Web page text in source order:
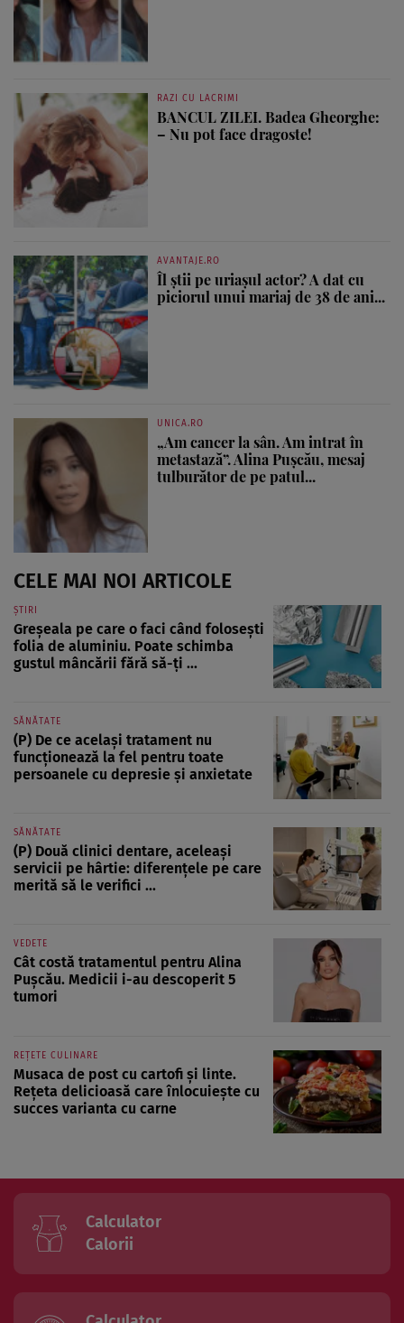
RAZI CU LACRIMI
BANCUL ZILEI. Badea Gheorghe:
– Nu pot face dragoste!
AVANTAJE.RO
Îl știi pe uriașul actor? A dat cu
piciorul unui mariaj de 38 de ani...
UNICA.RO
„Am cancer la sân. Am intrat în
metastază”. Alina Pușcău, mesaj
tulburător de pe patul...
CELE MAI NOI ARTICOLE
ȘTIRI
Greșeala pe care o faci când folosești
folia de aluminiu. Poate schimba
gustul mâncării fără să-ți ...
SĂNĂTATE
(P) De ce același tratament nu
funcționează la fel pentru toate
persoanele cu depresie și anxietate
SĂNĂTATE
(P) Două clinici dentare, aceleași
servicii pe hârtie: diferențele pe care
merită să le verifici ...
VEDETE
Cât costă tratamentul pentru Alina
Pușcău. Medicii i-au descoperit 5
tumori
REȚETE CULINARE
Musaca de post cu cartofi și linte.
Rețeta delicioasă care înlocuiește cu
succes varianta cu carne
Calculator
Calorii